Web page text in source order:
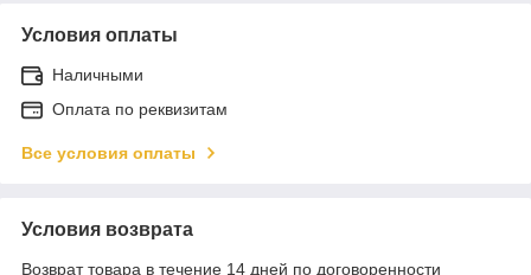
Условия оплаты
Наличными
Оплата по реквизитам
Все условия оплаты
Условия возврата
Возврат товара в течение 14 дней по договоренности